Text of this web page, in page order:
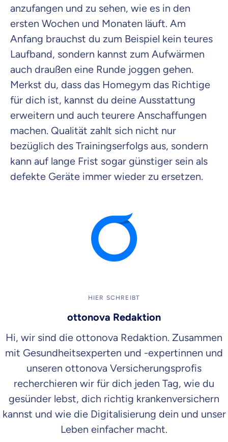
anzufangen und zu sehen, wie es in den
ersten Wochen und Monaten läuft. Am
Anfang brauchst du zum Beispiel kein teures
Laufband, sondern kannst zum Aufwärmen
auch draußen eine Runde joggen gehen.
Merkst du, dass das Homegym das Richtige
für dich ist, kannst du deine Ausstattung
erweitern und auch teurere Anschaffungen
machen. Qualität zahlt sich nicht nur
bezüglich des Trainingserfolgs aus, sondern
kann auf lange Frist sogar günstiger sein als
defekte Geräte immer wieder zu ersetzen.
HIER SCHREIBT
ottonova Redaktion
Hi, wir sind die ottonova Redaktion. Zusammen
mit Gesundheitsexperten und -expertinnen und
unseren ottonova Versicherungsprofis
recherchieren wir für dich jeden Tag, wie du
gesünder lebst, dich richtig krankenversichern
kannst und wie die Digitalisierung dein und unser
Leben einfacher macht.